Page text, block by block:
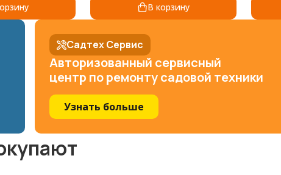
В корзину
Садтех Сервис
Авторизованный сервисный
центр по ремонту садовой техники
Узнать больше